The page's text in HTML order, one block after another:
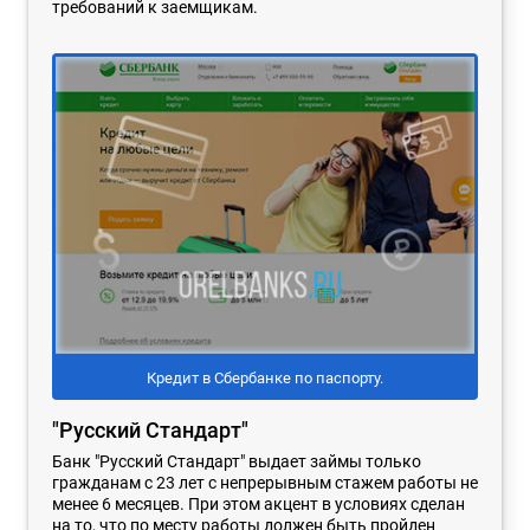
требований к заемщикам.
Кредит в Сбербанке по паспорту.
"Русский Стандарт"
Банк "Русский Стандарт" выдает займы только
гражданам с 23 лет с непрерывным стажем работы не
менее 6 месяцев. При этом акцент в условиях сделан
на то, что по месту работы должен быть пройден